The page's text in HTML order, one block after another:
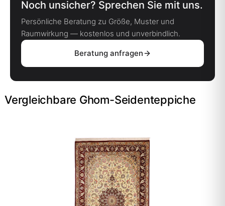
Noch unsicher? Sprechen Sie mit uns.
Persönliche Beratung zu Größe, Muster und
Raumwirkung — kostenlos und unverbindlich.
Beratung anfragen
Vergleichbare Ghom-Seidenteppiche